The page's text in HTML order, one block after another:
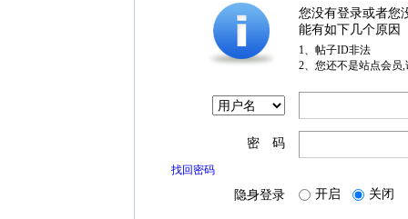
您没有登录或者您
能有如下几个原因
1、帖子ID非法
2、您还不是站点会员
密 码
找回密码
隐身登录 开启 关闭